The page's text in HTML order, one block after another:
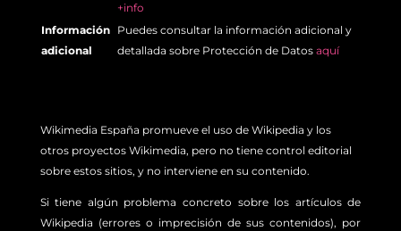
+info
Información
adicional
Puedes consultar la información adicional y
detallada sobre Protección de Datos aquí
Wikimedia España promueve el uso de Wikipedia y los
otros proyectos Wikimedia, pero no tiene control editorial
sobre estos sitios, y no interviene en su contenido.
Si tiene algún problema concreto sobre los artículos de
Wikipedia (errores o imprecisión de sus contenidos), por